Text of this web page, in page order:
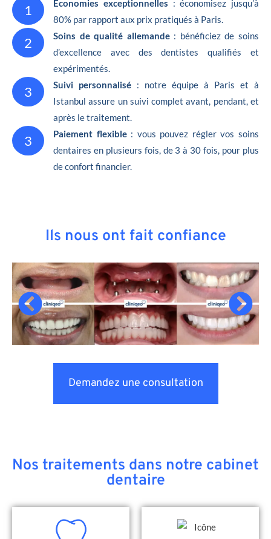
1 Économies exceptionnelles : économisez jusqu’à
80% par rapport aux prix pratiqués à Paris.
2 Soins de qualité allemande: bénéficiez de soins
d’excellence avec des dentistes qualifiés et
expérimentés.
3 Suivi personnalisé : notre équipe à Paris et à
Istanbul assure un suivi complet avant, pendant, et
après le traitement.
3 Paiement flexible: vous pouvez régler vos soins
dentaires en plusieurs fois, de 3 à 30 fois, pour plus
de confort financier.
Ils nous ont fait confiance
Demandez une consultation
Nos traitements dans notre cabinet
dentaire